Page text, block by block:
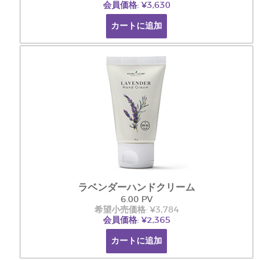
会員価格: ¥3,630
カートに追加
ラベンダーハンドクリーム
6.00 PV
希望小売価格: ¥3,784
会員価格: ¥2,365
カートに追加